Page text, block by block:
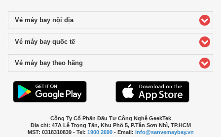
Vé máy bay nội địaclick to expand contents
Vé máy bay quốc tếclick to expand contents
Vé máy bay theo hãng
Công Ty Cổ Phần Đầu Tư Công Nghệ GeekTek
Địa chỉ: 47A Lê Trọng Tấn, Khu Phố 5, P.Tân Sơn Nhì, TP.HCM
MST: 0318310839 - Tel: 1900 2690- Email: info@sanvemaybay.vn